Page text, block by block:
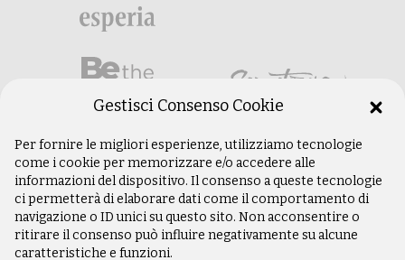
Gestisci Consenso Cookie
Per fornire le migliori esperienze, utilizziamo tecnologie
come i cookie per memorizzare e/o accedere alle
informazioni del dispositivo. Il consenso a queste tecnologie
ci permetterà di elaborare dati come il comportamento di
navigazione o ID unici su questo sito. Non acconsentire o
ritirare il consenso può influire negativamente su alcune
caratteristiche e funzioni.